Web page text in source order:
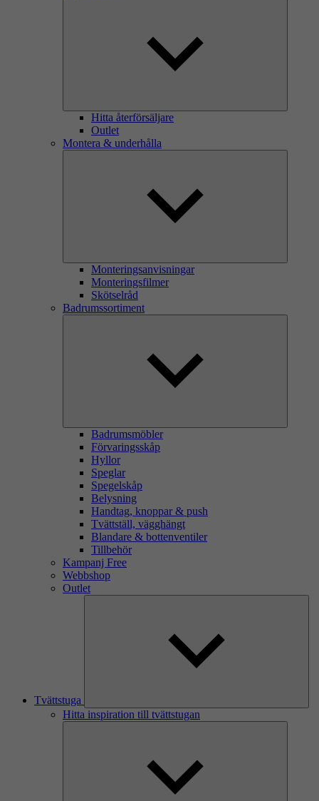
Hitta återförsäljare
Outlet
Montera & underhålla
Monteringsanvisningar
Monteringsfilmer
Skötselråd
Badrumssortiment
Badrumsmöbler
Förvaringsskåp
Hyllor
Speglar
Spegelskåp
Belysning
Handtag, knoppar & push
Tvättställ, vägghängt
Blandare & bottenventiler
Tillbehör
Kampanj Free
Webbshop
Outlet
Tvättstuga
Hitta inspiration till tvättstugan